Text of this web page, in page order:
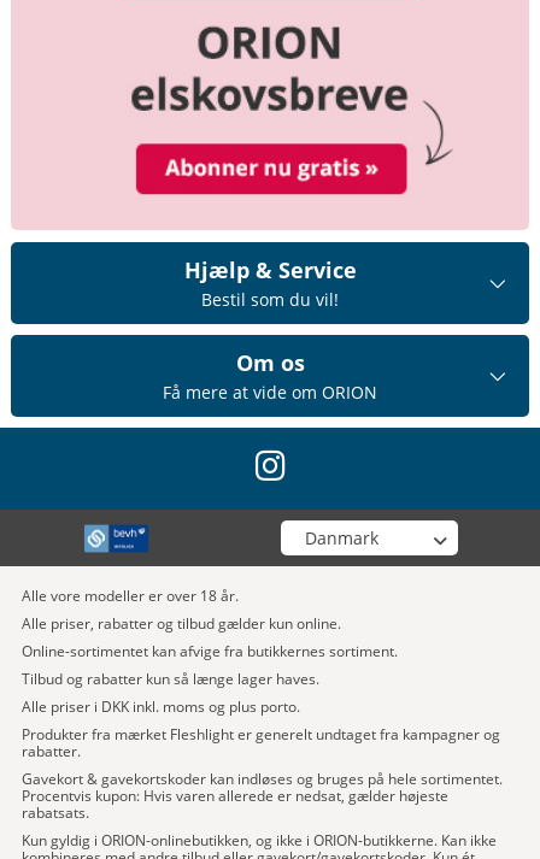
Hjælp & Service
Bestil som du vil!
Om os
Få mere at vide om ORION
instagram
Vælg din butik
Alle vore modeller er over 18 år.
Alle priser, rabatter og tilbud gælder kun online.
Online-sortimentet kan afvige fra butikkernes sortiment.
Tilbud og rabatter kun så længe lager haves.
Alle priser i DKK inkl. moms og plus porto.
Produkter fra mærket Fleshlight er generelt undtaget fra kampagner og
rabatter.
Gavekort & gavekortskoder kan indløses og bruges på hele sortimentet.
Procentvis kupon: Hvis varen allerede er nedsat, gælder højeste
rabatsats.
Kun gyldig i ORION-onlinebutikken, og ikke i ORION-butikkerne. Kan ikke